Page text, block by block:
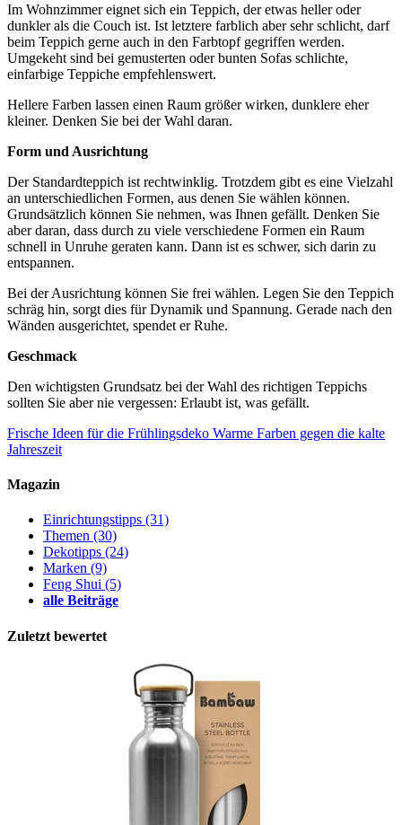
Im Wohnzimmer eignet sich ein Teppich, der etwas heller oder
dunkler als die Couch ist. Ist letztere farblich aber sehr schlicht, darf
beim Teppich gerne auch in den Farbtopf gegriffen werden.
Umgekeht sind bei gemusterten oder bunten Sofas schlichte,
einfarbige Teppiche empfehlenswert.
Hellere Farben lassen einen Raum größer wirken, dunklere eher
kleiner. Denken Sie bei der Wahl daran.
Form und Ausrichtung
Der Standardteppich ist rechtwinklig. Trotzdem gibt es eine Vielzahl
an unterschiedlichen Formen, aus denen Sie wählen können.
Grundsätzlich können Sie nehmen, was Ihnen gefällt. Denken Sie
aber daran, dass durch zu viele verschiedene Formen ein Raum
schnell in Unruhe geraten kann. Dann ist es schwer, sich darin zu
entspannen.
Bei der Ausrichtung können Sie frei wählen. Legen Sie den Teppich
schräg hin, sorgt dies für Dynamik und Spannung. Gerade nach den
Wänden ausgerichtet, spendet er Ruhe.
Geschmack
Den wichtigsten Grundsatz bei der Wahl des richtigen Teppichs
sollten Sie aber nie vergessen: Erlaubt ist, was gefällt.
Frische Ideen für die Frühlingsdeko Warme Farben gegen die kalte
Jahreszeit
Magazin
Einrichtungstipps (31)
Themen (30)
Dekotipps (24)
Marken (9)
Feng Shui (5)
alle Beiträge
Zuletzt bewertet